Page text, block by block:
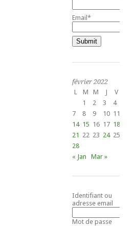
Email*
février 2022
L
M M J V
1
2 3 4
7
8 9 10 11
14 15 16 17 18
21 22 23 24 25
28
« Jan
Mar »
Identifiant ou
adresse email
Mot de passe